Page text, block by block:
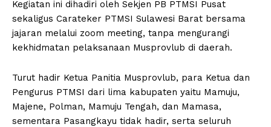
Kegiatan ini dihadiri oleh Sekjen PB PTMSI Pusat
sekaligus Carateker PTMSI Sulawesi Barat bersama
jajaran melalui zoom meeting, tanpa mengurangi
kekhidmatan pelaksanaan Musprovlub di daerah.
Turut hadir Ketua Panitia Musprovlub, para Ketua dan
Pengurus PTMSI dari lima kabupaten yaitu Mamuju,
Majene, Polman, Mamuju Tengah, dan Mamasa,
sementara Pasangkayu tidak hadir, serta seluruh